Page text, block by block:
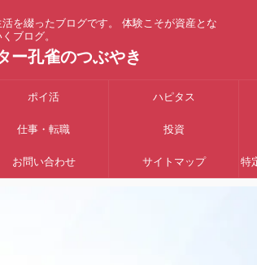
を綴ったブログです。 体験こそが資産とな
ブログ。
ー孔雀のつぶやき
ポイ活 ハピタス
仕事・転職 投資
お問い合わせ サイトマップ 特